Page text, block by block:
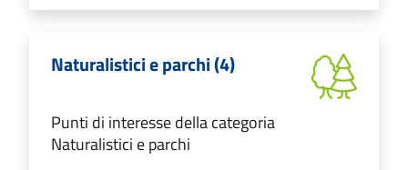
Naturalistici e parchi (4)
Punti di interesse della categoria
Naturalistici e parchi